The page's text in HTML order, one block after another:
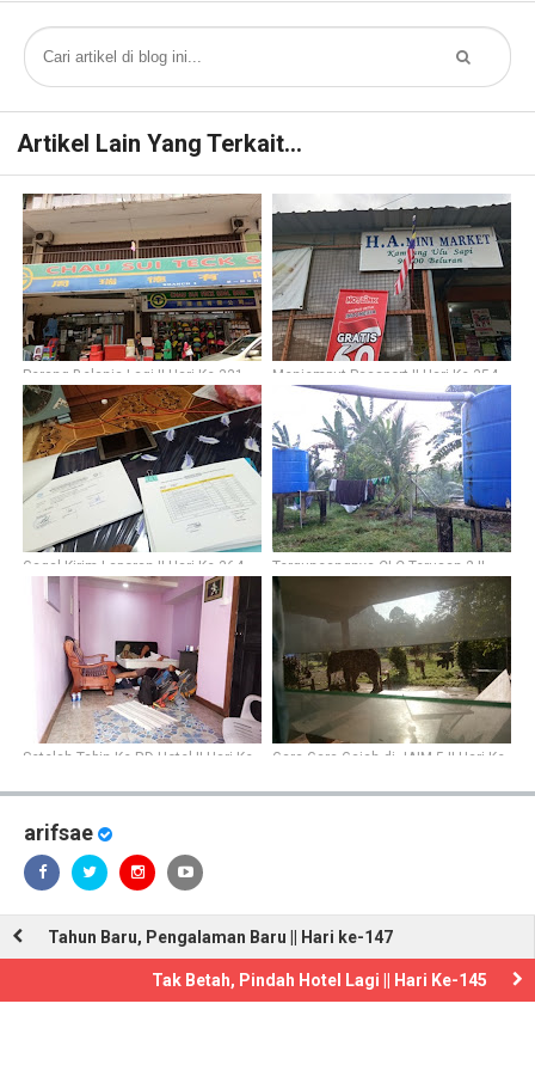
Artikel Lain Yang Terkait...
Perang Belanja Lagi || Hari Ke-331 Menjemput Passport || Hari Ke-354
Gagal Kirim Laporan || Hari Ke-364
Terguncangnya CLC Terusan 2 ||
Hari Ke-346
Setelah Tabin Ke RD Hotel || Hari Ke-
Gara-Gara Gajah di JAIM 5 || Hari Ke-
arifsae
Tahun Baru, Pengalaman Baru || Hari ke-147
Tak Betah, Pindah Hotel Lagi || Hari Ke-145